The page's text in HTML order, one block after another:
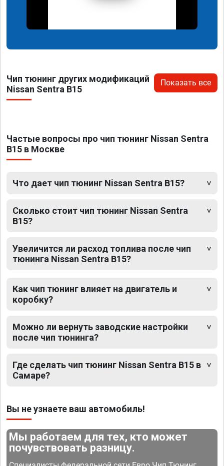
Чип тюнинг других модификаций
Nissan Sentra B15
Показать все
Частые вопросы про чип тюнинг Nissan Sentra
B15 в Москве
Что дает чип тюнинг Nissan Sentra B15?
Сколько стоит чип тюнинг Nissan Sentra
B15?
Увеличится ли расход топлива после чип
тюнинга Nissan Sentra B15?
Как чип тюнинг влияет на двигатель и
коробку?
Можно ли вернуть заводские настройки
после чип тюнинга?
Где сделать чип тюнинг Nissan Sentra B15 в
Самаре?
Вы не узнаете ваш автомобиль!
Мы работаем для тех, кто может
почувствовать разницу.